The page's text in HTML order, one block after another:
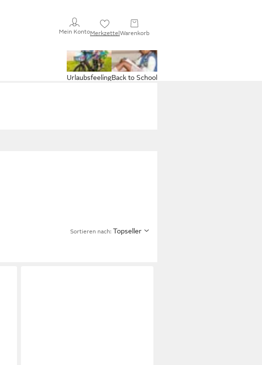
Mein KontoMerkzettelWarenkorb
Back to School
Urlaubsfeeling
Sortieren nach: Topseller